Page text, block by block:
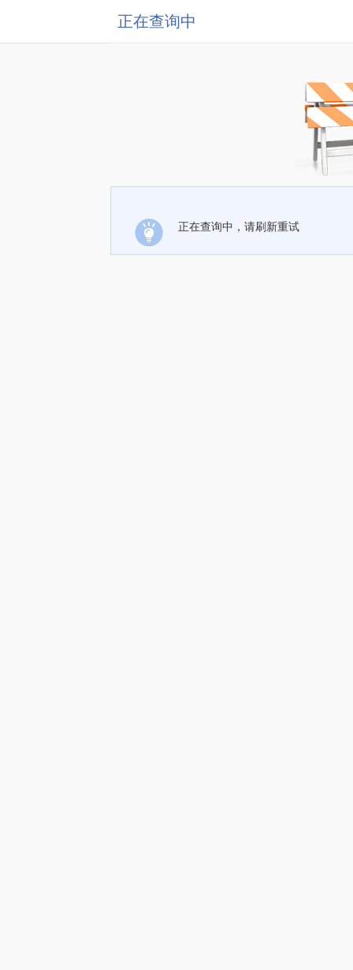
正在查询中
正在查询中，请刷新重试